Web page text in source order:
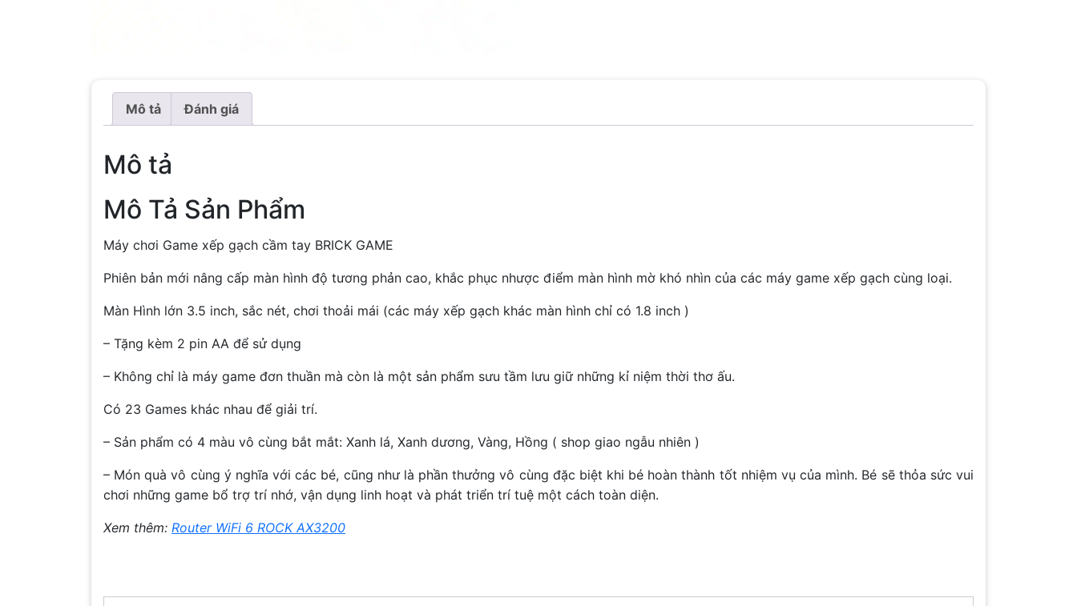
Mô tả Đánh giá
Mô tả
Mô Tả Sản Phẩm
Máy chơi Game xếp gạch cầm tay BRICK GAME
Phiên bản mới nâng cấp màn hình độ tương phản cao, khắc phục nhược điểm màn hình mờ khó nhìn của các máy game xếp gạch cùng loại.
Màn Hình lớn 3.5 inch, sắc nét, chơi thoải mái (các máy xếp gạch khác màn hình chỉ có 1.8 inch )
– Tặng kèm 2 pin AA để sử dụng
– Không chỉ là máy game đơn thuần mà còn là một sản phẩm sưu tầm lưu giữ những kỉ niệm thời thơ ấu.
Có 23 Games khác nhau để giải trí.
– Sản phẩm có 4 màu vô cùng bắt mắt: Xanh lá, Xanh dương, Vàng, Hồng ( shop giao ngẫu nhiên )
– Món quà vô cùng ý nghĩa với các bé, cũng như là phần thưởng vô cùng đặc biệt khi bé hoàn thành tốt nhiệm vụ của mình. Bé sẽ thỏa sức vui
chơi những game bổ trợ trí nhớ, vận dụng linh hoạt và phát triển trí tuệ một cách toàn diện.
Xem thêm: Router WiFi 6 ROCK AX3200